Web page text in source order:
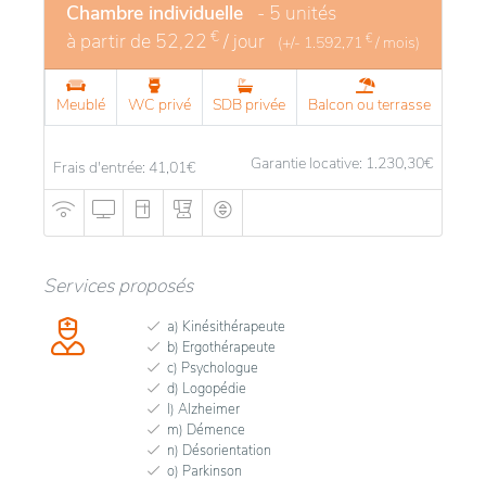
Chambre individuelle - 5 unités
à partir de 52,22 € / jour (+/- 1.592,71 € / mois)
Meublé WC privé SDB privée Balcon ou terrasse
Frais d'entrée: 41,01€ Garantie locative: 1.230,30€
Services proposés
a) Kinésithérapeute
b) Ergothérapeute
c) Psychologue
d) Logopédie
l) Alzheimer
m) Démence
n) Désorientation
o) Parkinson